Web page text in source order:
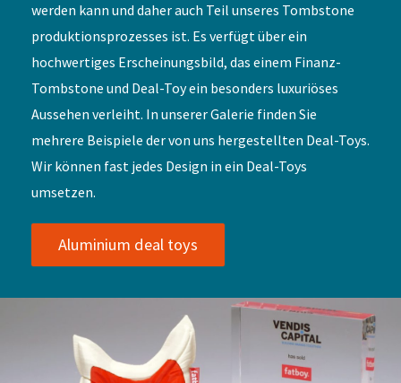
werden kann und daher auch Teil unseres Tombstone
produktionsprozesses ist. Es verfügt über ein
hochwertiges Erscheinungsbild, das einem Finanz-
Tombstone und Deal-Toy ein besonders luxuriöses
Aussehen verleiht. In unserer Galerie finden Sie
mehrere Beispiele der von uns hergestellten Deal-Toys.
Wir können fast jedes Design in ein Deal-Toys
umsetzen.
Aluminium deal toys